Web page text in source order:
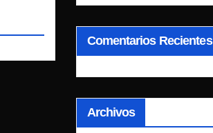
Comentarios Recientes
Archivos